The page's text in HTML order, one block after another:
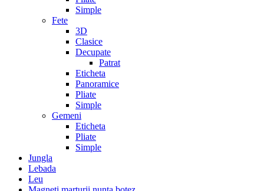
Simple
Fete
3D
Clasice
Decupate
Patrat
Eticheta
Panoramice
Pliate
Simple
Gemeni
Eticheta
Pliate
Simple
Jungla
Lebada
Leu